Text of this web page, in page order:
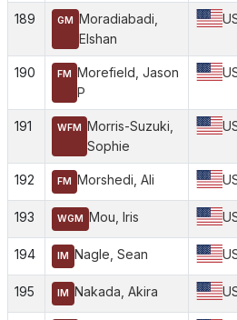
189 GM Moradiabadi,
Elshan
190 FM Morefield, Jason
P
191 WFM Morris-Suzuki,
Sophie
192 FM Morshedi, Ali
193 WGM Mou, Iris
194 IM Nagle, Sean
195 IM Nakada, Akira